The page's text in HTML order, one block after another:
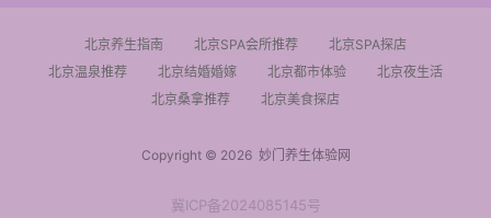
北京养生指南 北京SPA会所推荐
北京SPA探店
北京温泉推荐
北京结婚婚嫁 北京都市体验
北京夜生活
北京桑拿推荐
北京美食探店
Copyright © 2026妙门养生体验网
冀ICP备2024085145号